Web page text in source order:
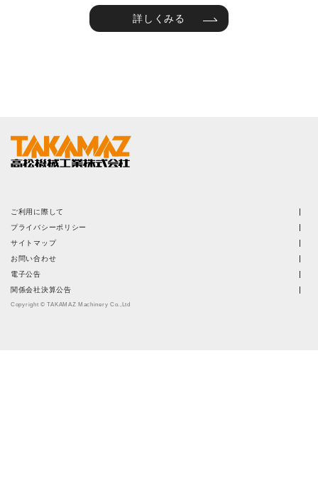
詳しくみる
ご利用に際して
プライバシーポリシー
サイトマップ
お問い合わせ
電子公告
関係会社決算公告
Copyright © TAKAMAZ Machinery Co.,Ltd